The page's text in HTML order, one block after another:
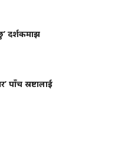
दर्शकमाझ
पाँच स्रष्टालाई